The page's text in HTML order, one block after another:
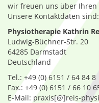
wir freuen uns über Ihren
Unsere Kontaktdaten sind:
Physiotherapie Kathrin
Ludwig-Büchner-Str. 20
64285 Darmstadt
Deutschland
Tel.: +49 (0) 6151 / 64 84 8
Fax.: +49 (0) 6151 / 66 10
E-Mail: praxis[@]reis-